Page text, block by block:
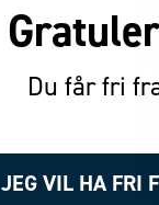
Du får fri
JEG VIL HA FRI